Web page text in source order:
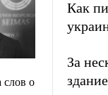
слов о
Как
За